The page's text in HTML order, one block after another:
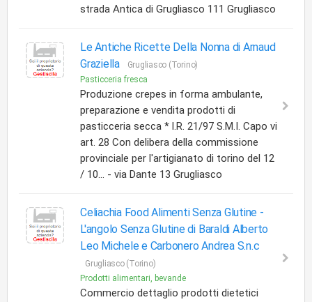
strada Antica di Grugliasco 111 Grugliasco
Le Antiche Ricette Della Nonna di Arnaud
Graziella
Grugliasco (Torino)
Pasticceria fresca
Produzione crepes in forma ambulante,
preparazione e vendita prodotti di
pasticceria secca * l.R. 21/97 S.M.I. Capo vi
art. 28 Con delibera della commissione
provinciale per l'artigianato di torino del 12
/ 10... - via Dante 13 Grugliasco
Celiachia Food Alimenti Senza Glutine -
L'angolo Senza Glutine di Baraldi Alberto
Leo Michele e Carbonero Andrea S.n.c
Grugliasco (Torino)
Prodotti alimentari, bevande
Commercio dettaglio prodotti dietetici